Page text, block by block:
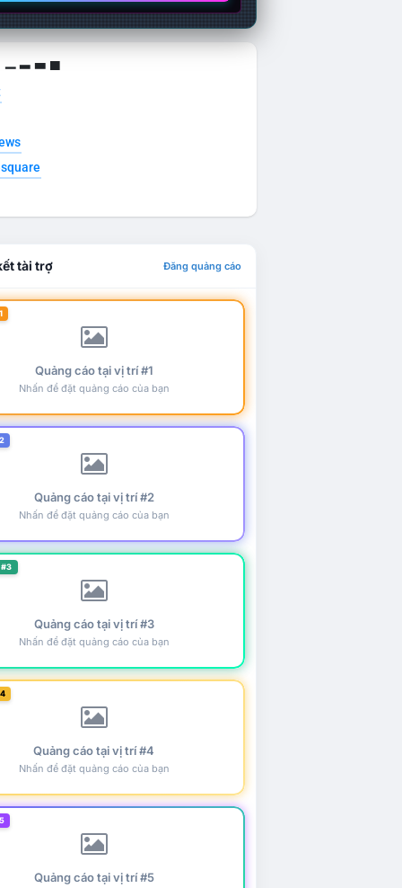
▁ ▂ ▃ ▄
tài trợ Đăng quảng cáo
Quảng cáo tại vị trí #1
Nhấn để đặt quảng cáo của bạn
Quảng cáo tại vị trí #2
Nhấn để đặt quảng cáo của bạn
Quảng cáo tại vị trí #3
Nhấn để đặt quảng cáo của bạn
Quảng cáo tại vị trí #4
Nhấn để đặt quảng cáo của bạn
Quảng cáo tại vị trí #5